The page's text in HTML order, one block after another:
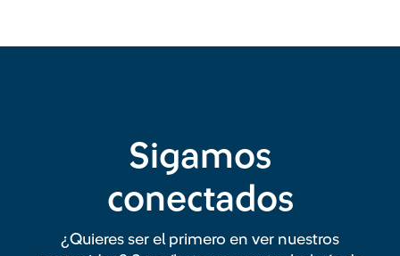
Sigamos
conectados
¿Quieres ser el primero en ver nuestros